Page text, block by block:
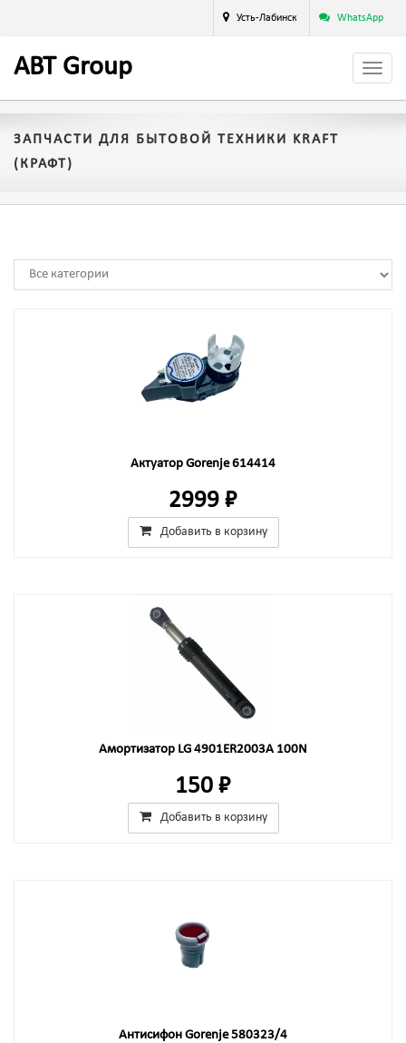
Усть-Лабинск WhatsApp
ABT Group
ЗАПЧАСТИ ДЛЯ БЫТОВОЙ ТЕХНИКИ KRAFT
(КРАФТ)
Актуатор Gorenje 614414
2999 ₽
Добавить в корзину
Амортизатор LG 4901ER2003A 100N
150 ₽
Добавить в корзину
Антисифон Gorenje 580323/4